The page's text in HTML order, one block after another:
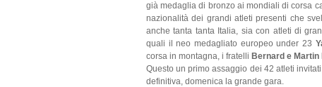
già medaglia di bronzo ai mondiali di corsa
nazionalità dei grandi atleti presenti che
anche tanta tanta Italia, sia con atleti di
quali il neo medagliato europeo under 23
corsa in montagna, i fratelli Bernard e Martin
Questo un primo assaggio dei 42 atleti
definitiva, domenica la grande gara.